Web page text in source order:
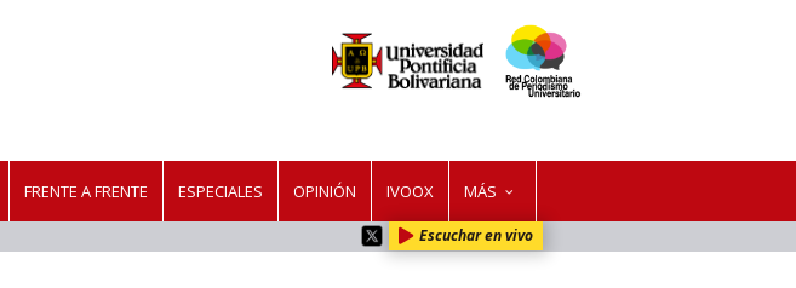
FRENTE A FRENTE ESPECIALES OPINIÓN IVOOX MÁS
Escuchar en vivo